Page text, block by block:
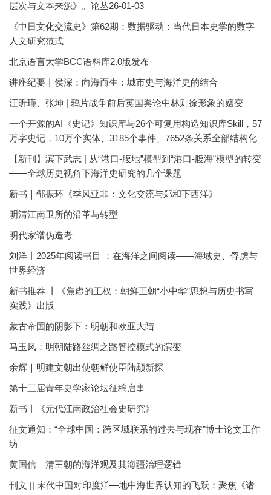
层次与文本来源》。论丛26-01-03
《中日文化交流史》第62期：数据驱动：当代日本史学的数字
人文研究范式
北京语言大学BCC语料库2.0版发布
讲座纪要丨侯深：向海而生：城市史与海洋史的结合
江昕瑾、张坤 | 鸦片战争前后英国舆论中林则徐形象的嬗变
一个开源的AI《史记》知识库与26个可复用构造知识库Skill，57
万字史记，10万个实体、3185个事件、7652条关系全部结构化
【新刊】滨下武志 | 从“港口-腹地”模型到“港口-腹海”模型的转变
——全球历史视角下海洋史研究的几个课题
新书｜邹振环《季风亚非：文化交流与郑和下西洋》
明清江南卫所的沿革与转型
明代家谱伪造考
刘洋丨2025年阅读书目 ：在海洋之间阅读——海域史、俘虏与
世界经济
新书推荐 丨《焦虑的王权：朝鲜王朝“小中华”思想与历史书写
实践》出版
蒙古帝国的阴影下：明朝和欧亚大陆
马玉凤：明朝陆路丝绸之路管控模式的演变
余辉｜明建文朝出使朝鲜使臣陆颙新探
第十三届青年史学家论坛征稿启事
新书丨《元代江南政治社会史研究》
征文通知：“全球中国：跨区域联系的过去与现在”博士论文工作
坊
黄国信｜清王朝的海洋观及其海疆治理逻辑
刊文 || 宋代中国对印度洋—地中海世界认知的飞跃：聚焦《诸